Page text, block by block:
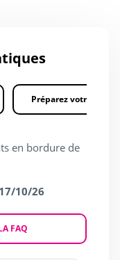
Préparez votre séjour
en bordure de
10/26
FAQ